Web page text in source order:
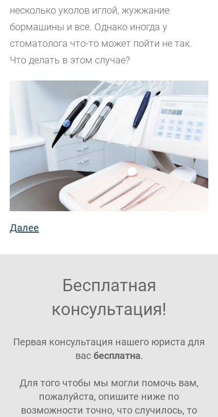
несколько уколов иглой, жужжание
бормашины и все. Однако иногда у
стоматолога что-то может пойти не так.
Что делать в этом случае?
Далее
Бесплатная
консультация!
Первая консультация нашего юриста для
вас бесплатна.
Для того чтобы мы могли помочь вам,
пожалуйста, опишите ниже по
возможности точно, что случилось, то